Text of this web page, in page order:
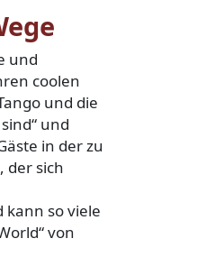
und
coolen
und die
und
in der zu
der sich
so viele
von